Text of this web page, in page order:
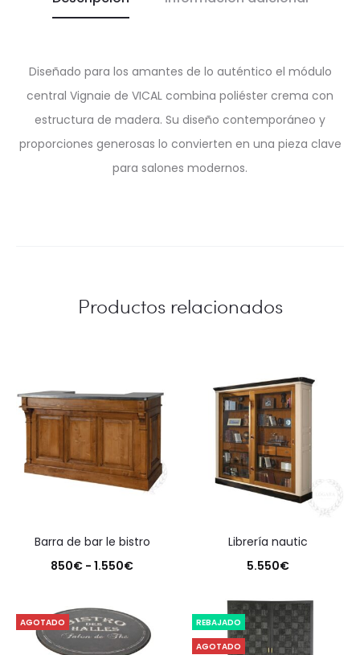
Diseñado para los amantes de lo auténtico el módulo
central Vignaie de VICAL combina poliéster crema con
estructura de madera. Su diseño contemporáneo y
proporciones generosas lo convierten en una pieza clave
para salones modernos.
Productos relacionados
barra de bar le bistro
850€ - 1.550€Rango
precios:
desde
librería nautic
5.550€
AGOTADO
REBAJADO
AGOTADO